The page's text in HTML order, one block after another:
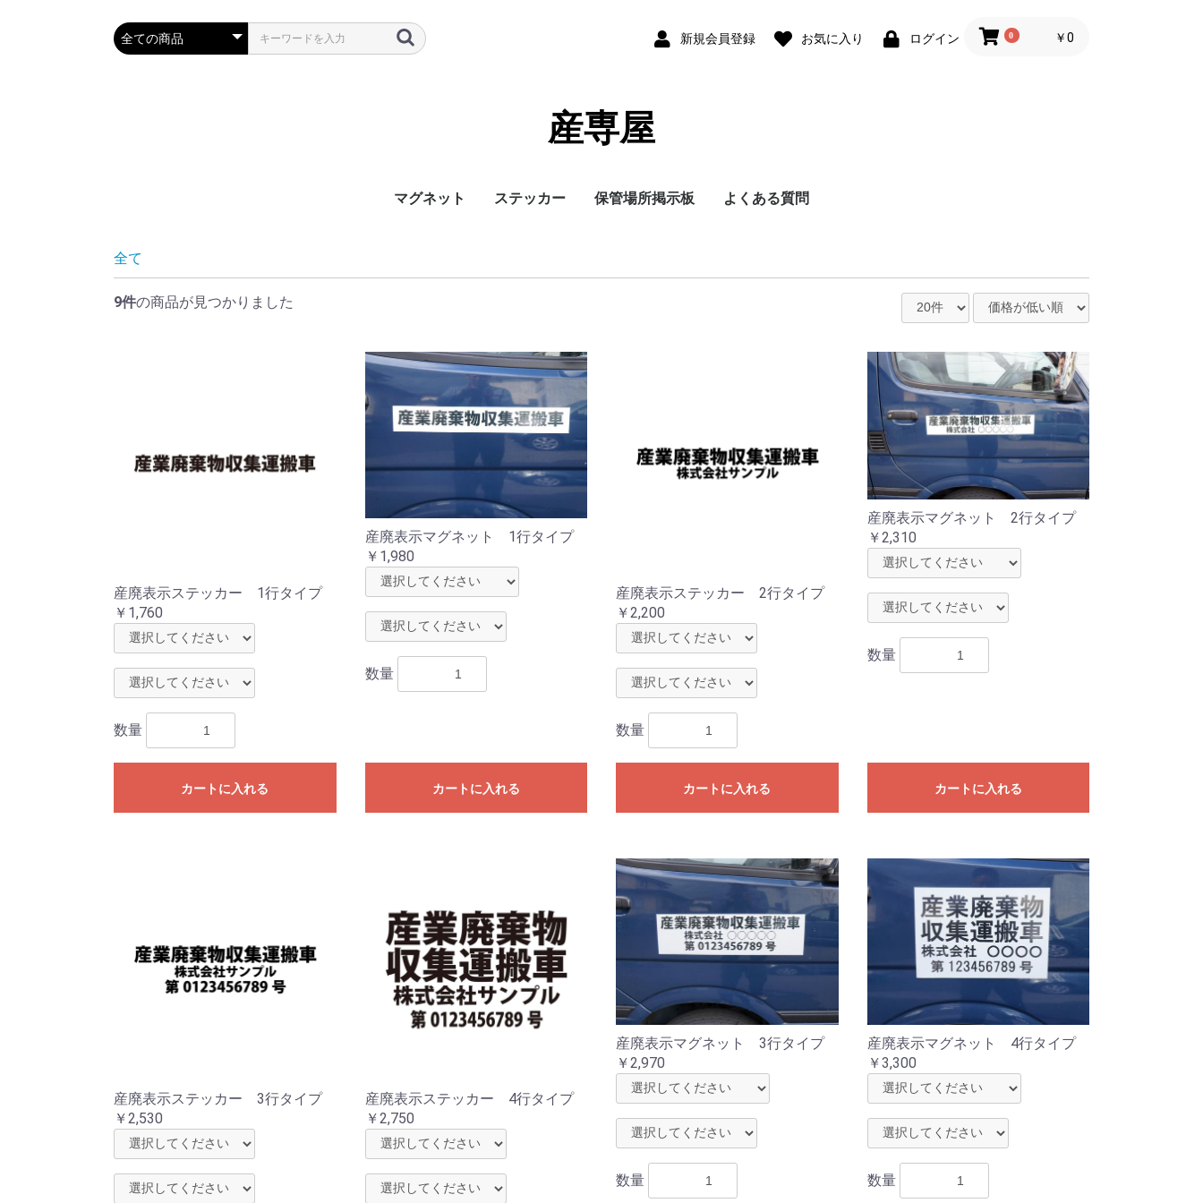
新規会員登録 お気に入り ログイン 0 ￥0
産専屋
マグネット ステッカー 保管場所掲示板 よくある質問
全て
9件の商品が見つかりました
産廃表示ステッカー 1行タイプ
￥1,760
数量
カートに入れる
産廃表示マグネット 1行タイプ
￥1,980
数量
カートに入れる
産廃表示ステッカー 2行タイプ
￥2,200
数量
カートに入れる
産廃表示マグネット 2行タイプ
￥2,310
数量
カートに入れる
産廃表示ステッカー 3行タイプ
￥2,530
産廃表示ステッカー 4行タイプ
￥2,750
産廃表示マグネット 3行タイプ
￥2,970
数量
産廃表示マグネット 4行タイプ
￥3,300
数量